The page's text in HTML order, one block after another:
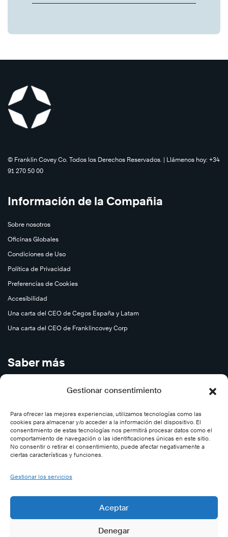
Gestionar consentimiento
Para ofrecer las mejores experiencias, utilizamos tecnologías como las
cookies para almacenar y/o acceder a la información del dispositivo. El
consentimiento de estas tecnologías nos permitirá procesar datos como el
comportamiento de navegación o las identificaciones únicas en este sitio.
No consentir o retirar el consentimiento, puede afectar negativamente a
ciertas características y funciones.
Gestionar los servicios
Aceptar
Denegar
©️ Franklin Covey Co. Todos los Derechos Reservados. | Llámenos hoy: +34
91 270 50 00
Información de la Compañia
Sobre nosotros
Oficinas Globales
Condiciones de Uso
Política de Privacidad
Preferencias de Cookies
Accesibilidad
Una carta del CEO de Cegos España y Latam
Una carta del CEO de Franklincovey Corp
Saber más
Contáctenos
Subscríbase
Desincribirse
Síganos
Facebook (Cegos España)